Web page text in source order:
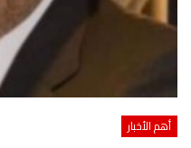
أهم الأخبار